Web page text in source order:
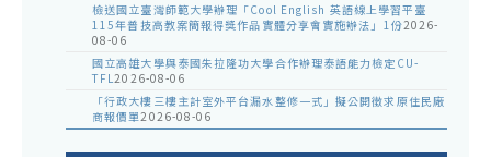
檢送國立臺灣師範大學辦理「Cool English 英語線上學習平臺
115年普技高教案簡報得獎作品實體分享會實施辦法」1份2026-
08-06
國立高雄大學與泰國朱拉隆功大學合作辦理泰語能力檢定CU-
TFL2026-08-06
「行政大樓三樓主計室外平台漏水整修一式」擬公開徵求原住民廠
商報價單2026-08-06